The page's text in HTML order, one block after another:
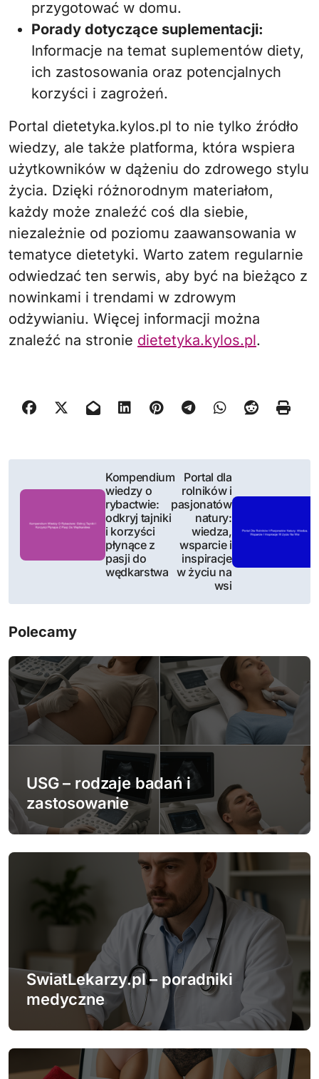
przygotować w domu.
Porady dotyczące suplementacji:
Informacje na temat suplementów diety,
ich zastosowania oraz potencjalnych
korzyści i zagrożeń.
Portal dietetyka.kylos.pl to nie tylko źródło
wiedzy, ale także platforma, która wspiera
użytkowników w dążeniu do zdrowego stylu
życia. Dzięki różnorodnym materiałom,
każdy może znaleźć coś dla siebie,
niezależnie od poziomu zaawansowania w
tematyce dietetyki. Warto zatem regularnie
odwiedzać ten serwis, aby być na bieżąco z
nowinkami i trendami w zdrowym
odżywianiu. Więcej informacji można
znaleźć na stronie dietetyka.kylos.pl.
a
c
j
a
i
s
u
Kompendium
wiedzy o
rybactwie:
odkryj tajniki
i korzyści
płynące z
pasji do
wędkarstwa
Portal dla
rolników i
pasjonatów
natury:
wiedza,
wsparcie i
inspiracje
w życiu na
wsi
Polecamy
USG – rodzaje badań i
zastosowanie
SwiatLekarzy.pl – poradniki
medyczne